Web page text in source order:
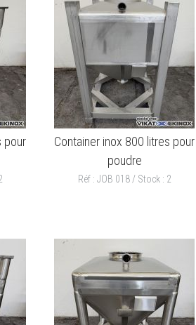
pour
Container inox 800 litres pour
poudre
Réf : JOB 018 / Stock : 2